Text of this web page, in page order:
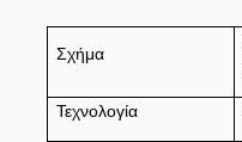
Σχήμα
Τεχνολογία